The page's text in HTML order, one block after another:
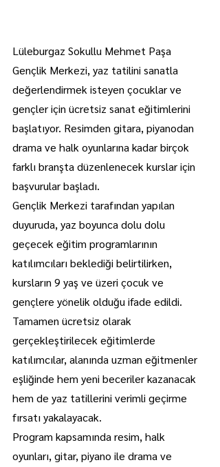
Lüleburgaz Sokullu Mehmet Paşa
Gençlik Merkezi, yaz tatilini sanatla
değerlendirmek isteyen çocuklar ve
gençler için ücretsiz sanat eğitimlerini
başlatıyor. Resimden gitara, piyanodan
drama ve halk oyunlarına kadar birçok
farklı branşta düzenlenecek kurslar için
başvurular başladı.
Gençlik Merkezi tarafından yapılan
duyuruda, yaz boyunca dolu dolu
geçecek eğitim programlarının
katılımcıları beklediği belirtilirken,
kursların 9 yaş ve üzeri çocuk ve
gençlere yönelik olduğu ifade edildi.
Tamamen ücretsiz olarak
gerçekleştirilecek eğitimlerde
katılımcılar, alanında uzman eğitmenler
eşliğinde hem yeni beceriler kazanacak
hem de yaz tatillerini verimli geçirme
fırsatı yakalayacak.
Program kapsamında resim, halk
oyunları, gitar, piyano ile drama ve